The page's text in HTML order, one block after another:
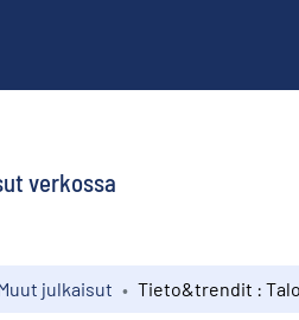
verkossa
julkaisut